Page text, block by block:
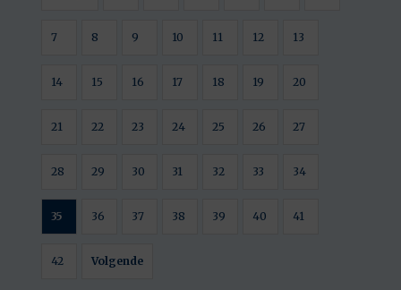
7 8 9 10 11 12 13
14 15 16 17 18 19 20
21 22 23 24 25 26 27
28 29 30 31 32 33 34
35 36 37 38 39 40 41
42 Volgende